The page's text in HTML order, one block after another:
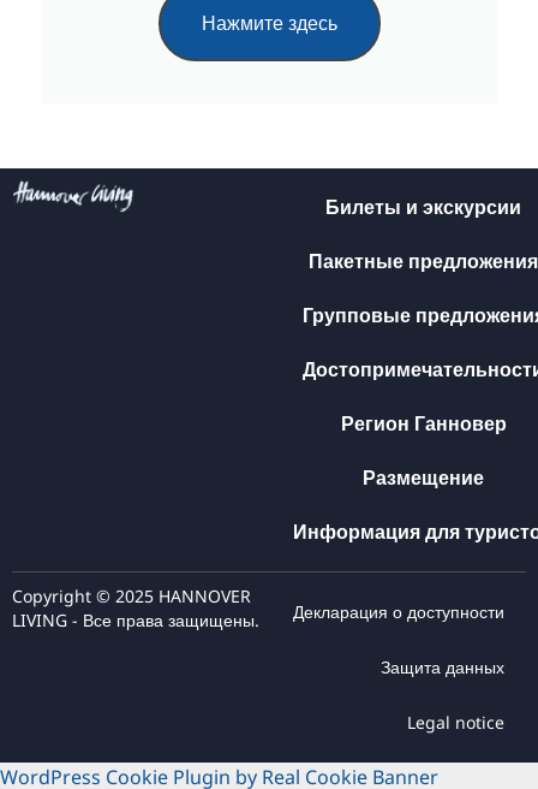
Нажмите здесь
Билеты и экскурсии
Пакетные предложения
Групповые
Регион Ганновер
Размещение
Информация для
Copyright © 2025 HANNOVER
LIVING - Все права защищены.
Декларация о доступности
Защита данных
Legal notice
WordPress Cookie Plugin by Real Cookie Banner